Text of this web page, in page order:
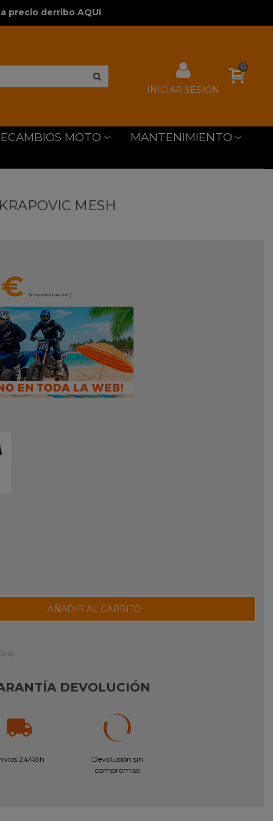
precio derribo AQUI
INICIAR SESIÓN
0
MOTO MANTENIMIENTO
MESH
(impuestos inc.)
AÑADIR AL CARRITO
DEVOLUCIÓN
24/48h
Devolución sin
compromiso